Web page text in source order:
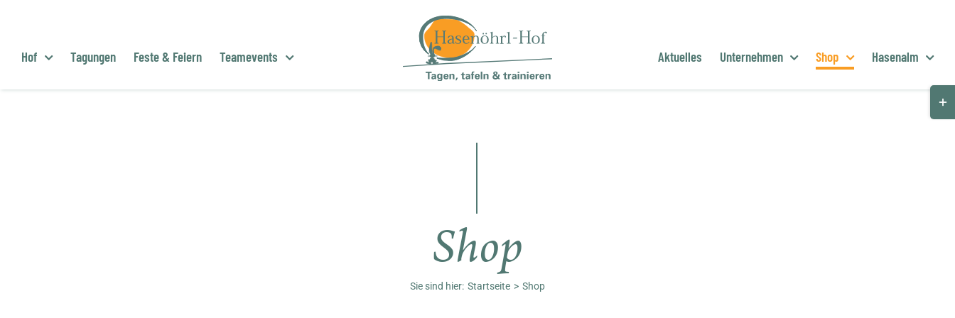
Hof Tagungen Feste & Feiern Teamevents Aktuelles Unternehmen Shop Hasenalm
Shop
Sie sind hier: Startseite Shop